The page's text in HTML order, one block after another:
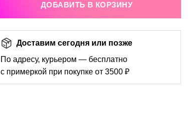
ДОБАВИТЬ В КОРЗИНУ
Доставим сегодня или позже
По адресу, курьером — бесплатно
с примеркой при покупке от 3500 ₽